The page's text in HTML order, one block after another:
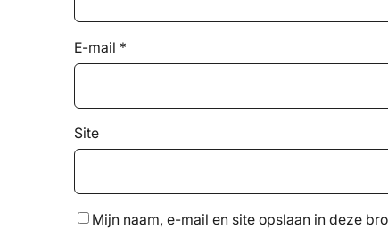
E-mail *
Site
Mijn naam, e-mail en site opslaan in deze